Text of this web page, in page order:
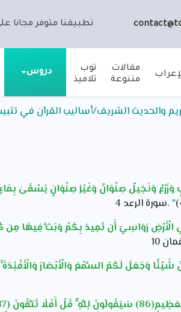
تطبيقنا متوفر مجانا
مقالات
متنوعة
توب
تلاميذ
دروس
والحديث الشريف/أساليب القرآن في
وَزَرْعٌ وَنَخِيلٌ صِنْوَانٌ وَغَيْرُ صِنْوَانٍ يُسْقَىٰ
".سورة الرعد 4
رَوَاسِيَ أَن تَمِيدَ بِكُمْ وَبَثَّ فِيهَا مِن
10
وَجَعَلَ لَكُمُ السَّمْعَ وَالْأَبْصَارَ